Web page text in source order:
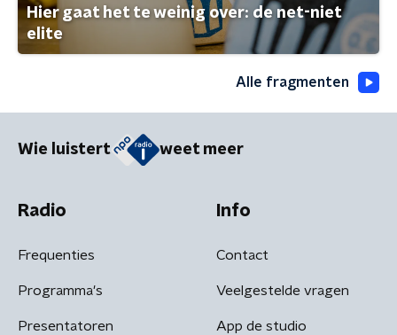
Hier gaat het te weinig over: de net-niet
elite
Alle fragmenten
Wie luistert weet meer
Radio
Frequenties
Programma's
Presentatoren
Info
Contact
Veelgestelde vragen
App de studio